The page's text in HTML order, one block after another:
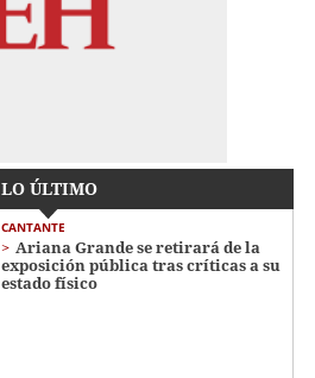
LO ÚLTIMO
CANTANTE
Ariana Grande se retirará de la
exposición pública tras críticas a su
estado físico